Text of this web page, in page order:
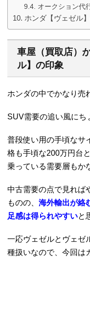
オークション
ホンダ【ヴェゼル
車屋（買取店）
ル】の印象
ホンダの中でかなり売
SUV需要の追い風にち
普段使い用の手頃なサ
格も手頃な200万円台
乗っている需要層もか
中古需要の点で見れば
ものの、 海外輸出が絡
足感は得られやすいと
一応ヴェゼルとヴェゼ
種扱いなので、今回は